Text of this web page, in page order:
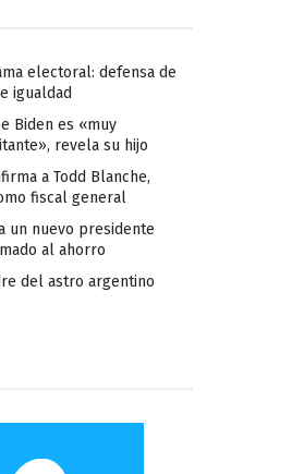
electoral: defensa de
igualdad
Biden es «muy
revela su hijo
a Todd Blanche,
fiscal general
un nuevo presidente
al ahorro
del astro argentino